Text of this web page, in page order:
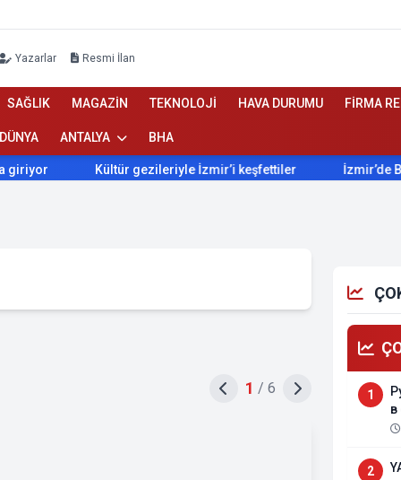
Yazarlar Resmi İlan
SAĞLIK MAGAZİN TEKNOLOJİ HAVA DURUMU FİRMA
DÜNYA ANTALYA BHA
Kültür gezileriyle İzmir’i keşfettiler İzmir’de Bokaşi
1 / 6 1
в
2